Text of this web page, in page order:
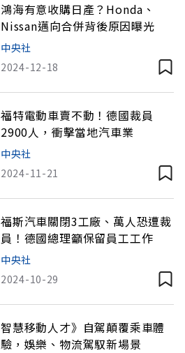
鴻海有意收購日產？Honda、
Nissan邁向合併背後原因曝光
中央社
2024-12-18
福特電動車賣不動！德國裁員
2900人，衝擊當地汽車業
中央社
2024-11-21
福斯汽車關閉3工廠、萬人恐遭裁
員！德國總理籲保留員工工作
中央社
2024-10-29
智慧移動人才》自駕顛覆乘車體
驗，娛樂、物流駕馭新場景